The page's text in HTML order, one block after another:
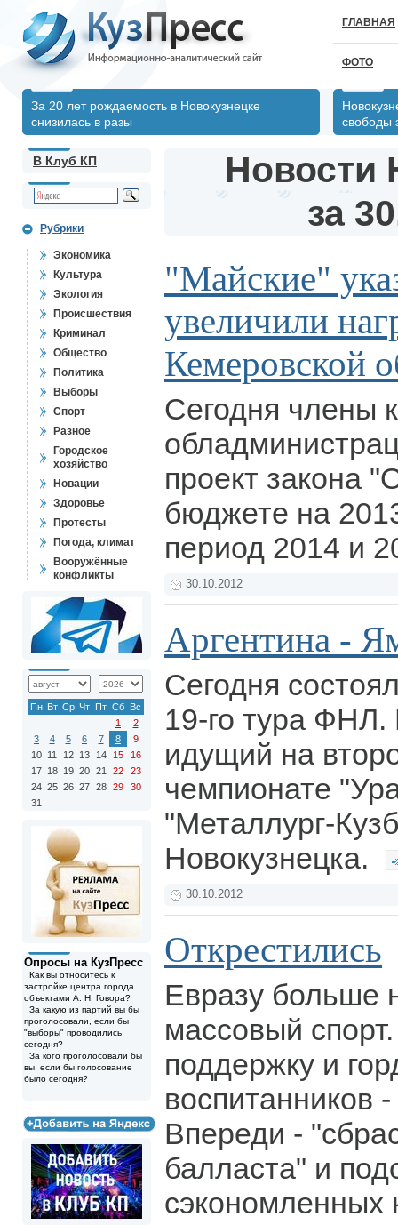
ГЛАВНАЯ
ФОТО
За 20 лет рождаемость в Новокузнецке
снизилась в разы
свободы
В Клуб КП
Рубрики
Экономика
Культура
Экология
Происшествия
Криминал
Общество
Политика
Выборы
Спорт
Разное
Городское
хозяйство
Новации
Здоровье
Протесты
Погода, климат
Вооружённые
конфликты
Пн Вт Ср Чт Пт Сб Вс
1
2
3
4 5 6 7 8
9
10 11 12 13 14 15
16
17 18 19 20 21 22
23
24 25 26 27 28 29
30
31
Опросы на КузПресс
Как вы относитесь к
застройке центра города
объектами А. Н. Говора?
За какую из партий вы бы
проголосовали, если бы
"выборы" проводились
сегодня?
За кого проголосовали бы
вы, если бы голосование
было сегодня?
Новости
за
"Майские"
увеличили
Кемеровской
Сегодня члены
проект закона
бюджете на
период 2014 и
30.10.2012
Аргентина -
Сегодня
19-го тура ФНЛ.
идущий на
чемпионате
"Металлург-
Новокузнецка.
30.10.2012
Открестились
Евразу больше
массовый
поддержку и
воспитанников
Впереди -
балласта" и
сэкономленных